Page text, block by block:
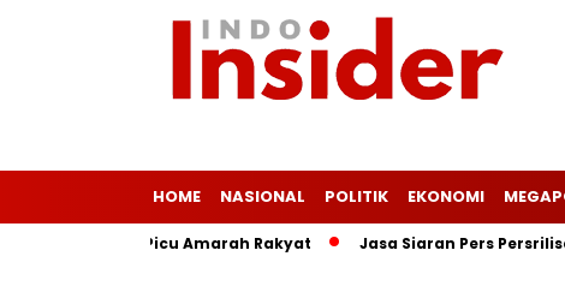
HOME NASIONAL POLITIK EKONOMI
Ringan Picu Amarah Rakyat Jasa Siaran Pers Persriliscom